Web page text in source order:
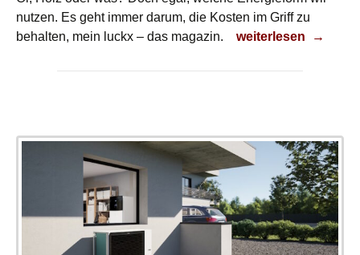
nutzen. Es geht immer darum, die Kosten im Griff zu
behalten, mein luckx – das magazin.
Rauf, runter – wie
weiterlesen →